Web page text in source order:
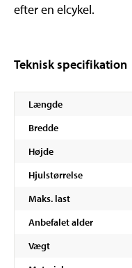
efter en elcykel.
Teknisk specifikation
Længde
Bredde
Højde
Hjulstørrelse
Maks. last
Anbefalet alder
Vægt